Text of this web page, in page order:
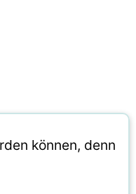
können, denn